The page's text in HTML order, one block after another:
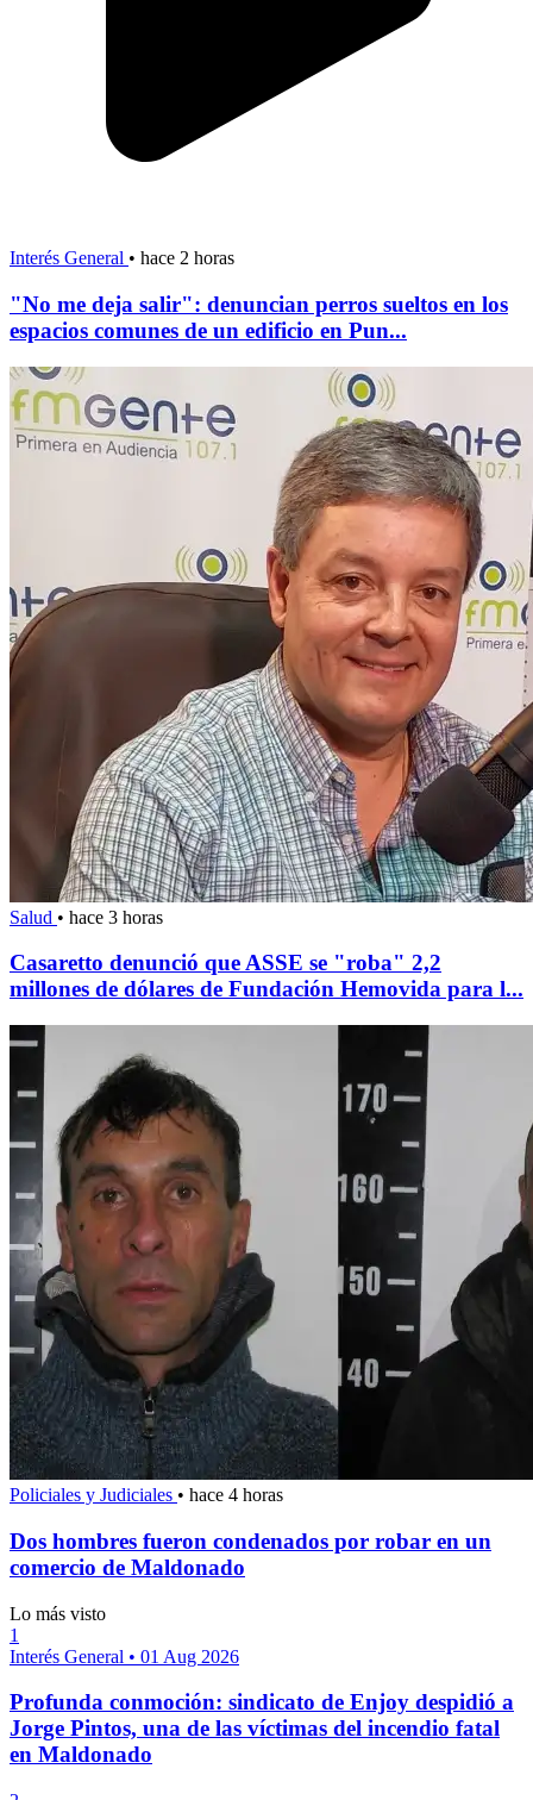
Interés General • hace 2 horas
"No me deja salir": denuncian perros sueltos en los
espacios comunes de un edificio en Pun...
Salud • hace 3 horas
Casaretto denunció que ASSE se "roba" 2,2
millones de dólares de Fundación Hemovida para l...
Policiales y Judiciales • hace 4 horas
Dos hombres fueron condenados por robar en un
comercio de Maldonado
Lo más visto
1
Interés General • 01 Aug 2026
Profunda conmoción: sindicato de Enjoy despidió a
Jorge Pintos, una de las víctimas del incendio fatal
en Maldonado